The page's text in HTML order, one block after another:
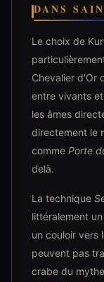
DANS
Le choix de
Chevalier d'Or
entre vivants
les âmes
directement le
comme Porte
delà.
La technique
littéralement
un couloir vers
peuvent pas
crabe du